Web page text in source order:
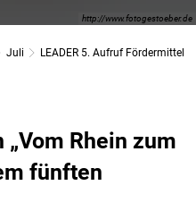
http://www.fotogestoeber.de
Juli LEADER 5. Aufruf Fördermittel
„Vom Rhein zum
fünften